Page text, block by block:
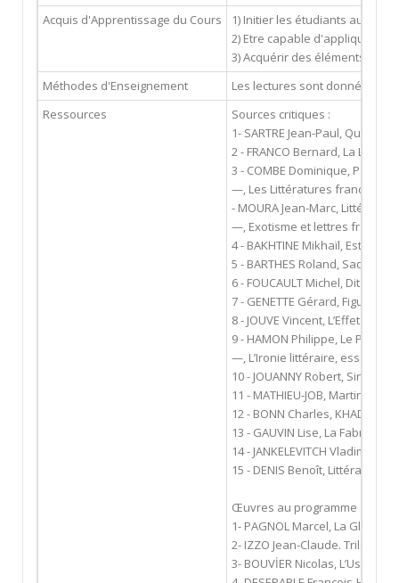
Acquis d'Apprentissage du Cours
1) Initier les étudiants aux
2) Etre capable d'appliquer
3) Acquérir des éléments de
Méthodes d'Enseignement
Les lectures sont données à
Ressources
Sources critiques :
1- SARTRE Jean-Paul, Qu’est-
2 - FRANCO Bernard, La
3 - COMBE Dominique,
—, Les Littératures
- MOURA Jean-Marc,
—, Exotisme et lettres
4 - BAKHTINE Mikhaïl,
5 - BARTHES Roland, Sade,
6 - FOUCAULT Michel, Dits et
7 - GENETTE Gérard, Figures
8 - JOUVE Vincent, L’Effet
9 - HAMON Philippe, Le
—, L’Ironie littéraire, essai sur
10 - JOUANNY Robert,
11 - MATHIEU-JOB, Martine,
12 - BONN Charles, KHADDA
13 - GAUVIN Lise, La
14 - JANKELEVITCH Vladimir,
15 - DENIS Benoît, Littérature
Œuvres au programme
1- PAGNOL Marcel, La Gloire
2- IZZO Jean-Claude. Trilogie
3- BOUVİER Nicolas, L’Usage